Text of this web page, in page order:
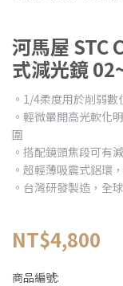
河馬屋 STC
式減光鏡
。1/4柔度用於削弱
。輕微暈開高光軟化
圍
。搭配鏡頭焦段可有
。超輕薄吸震式鋁環
。台灣研發製造，全
NT$4,800
商品編號: